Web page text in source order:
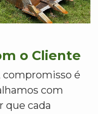
o Cliente
compromisso é
com
que cada